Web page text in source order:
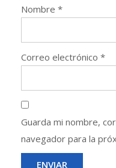
Nombre *
Correo electrónico *
Guarda mi nombre,
navegador para la